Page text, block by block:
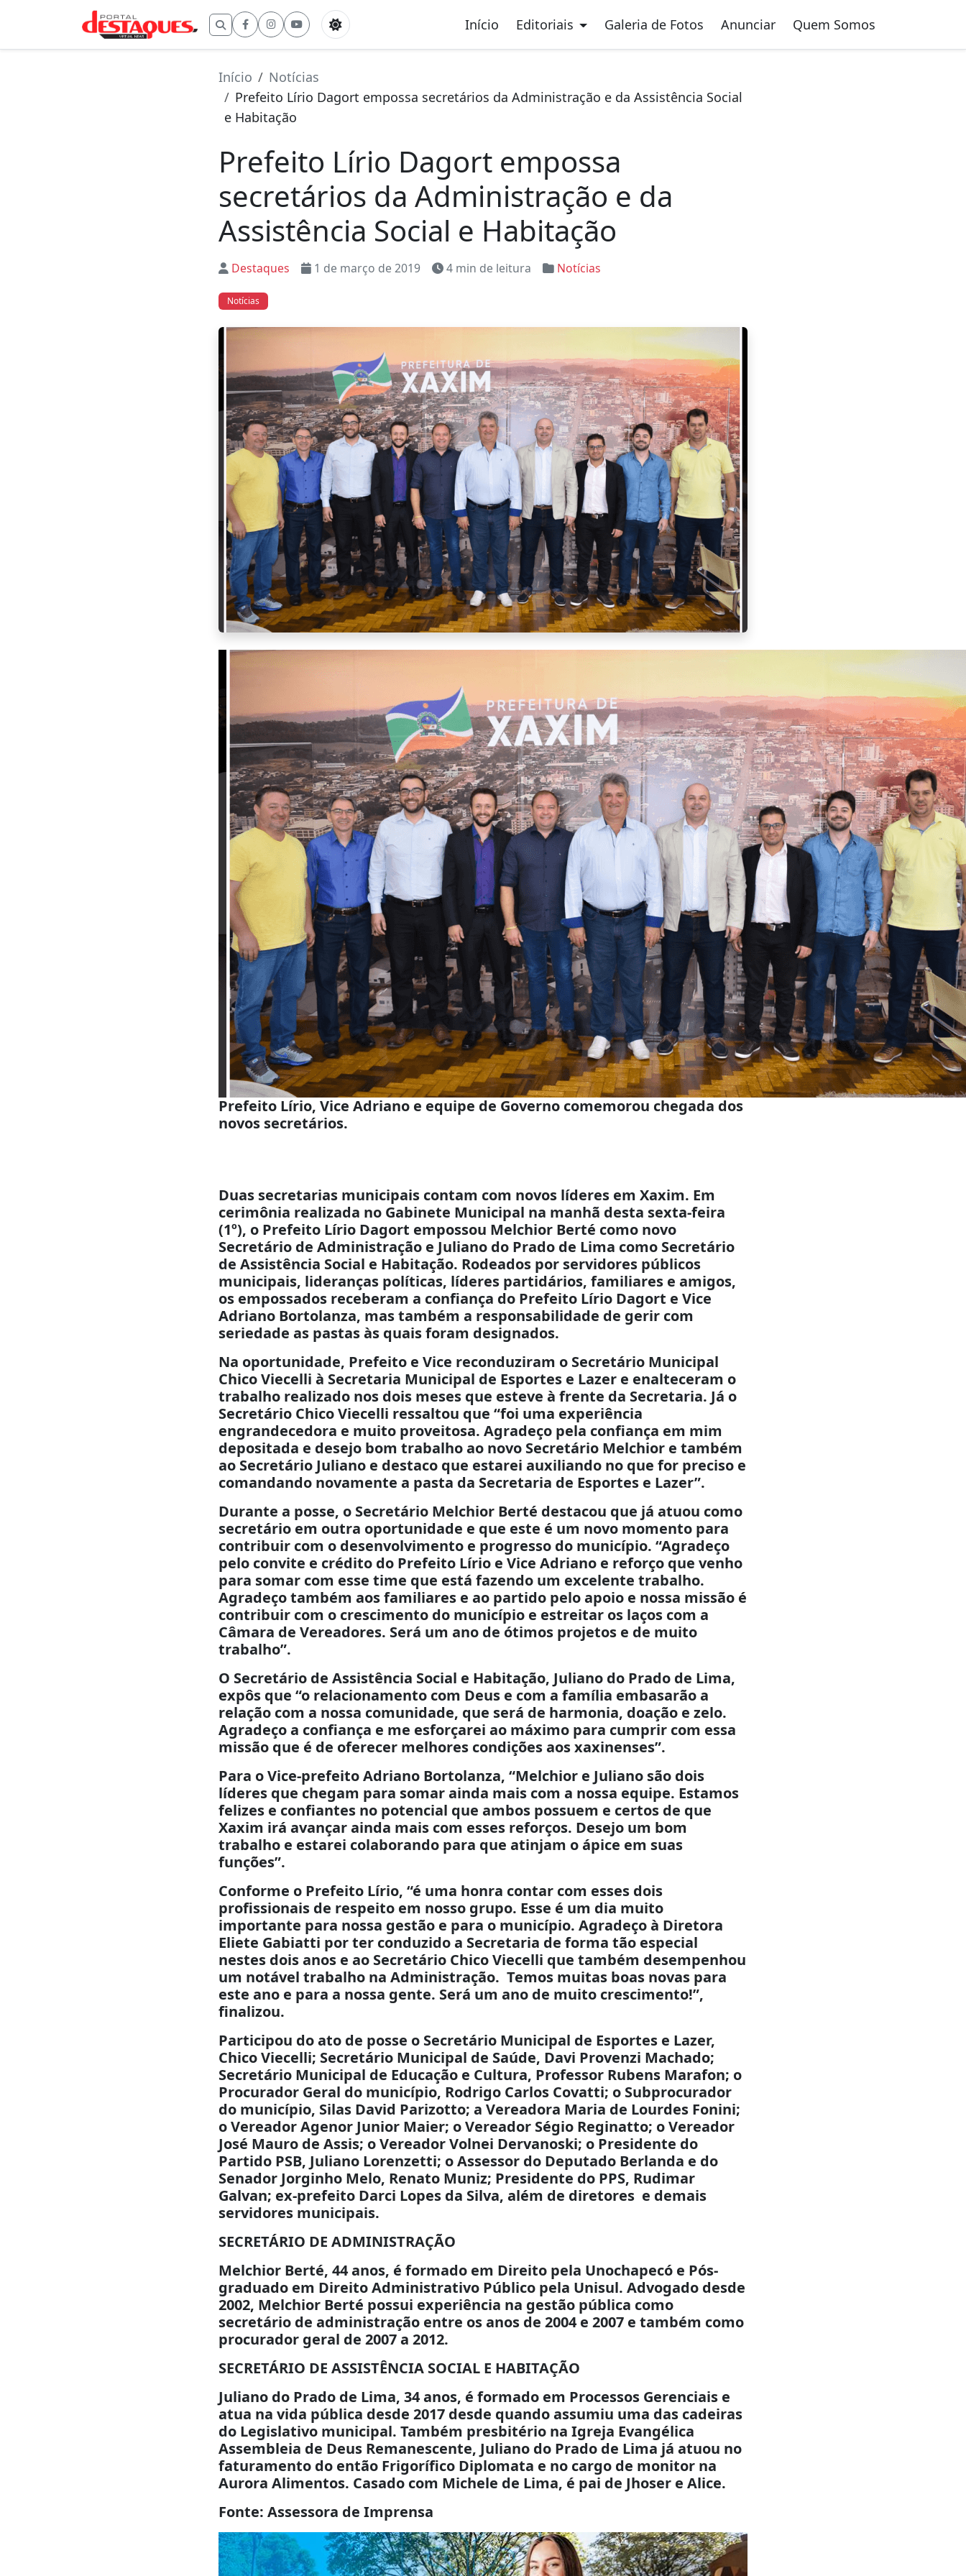
Buscar por: Início Editoriais Galeria de Fotos Anunciar Quem Somos
Início
Notícias
Prefeito Lírio Dagort empossa secretários da Administração e da Assistência Social
e Habitação
Prefeito Lírio Dagort empossa
secretários da Administração e da
Assistência Social e Habitação
Destaques 1 de março de 2019 4 min de leitura Notícias
Notícias
Prefeito Lírio, Vice Adriano e equipe de Governo comemorou chegada dos
novos secretários.
Duas secretarias municipais contam com novos líderes em Xaxim. Em
cerimônia realizada no Gabinete Municipal na manhã desta sexta-feira
(1º), o Prefeito Lírio Dagort empossou Melchior Berté como novo
Secretário de Administração e Juliano do Prado de Lima como Secretário
de Assistência Social e Habitação. Rodeados por servidores públicos
municipais, lideranças políticas, líderes partidários, familiares e amigos,
os empossados receberam a confiança do Prefeito Lírio Dagort e Vice
Adriano Bortolanza, mas também a responsabilidade de gerir com
seriedade as pastas às quais foram designados.
Na oportunidade, Prefeito e Vice reconduziram o Secretário Municipal
Chico Viecelli à Secretaria Municipal de Esportes e Lazer e enalteceram o
trabalho realizado nos dois meses que esteve à frente da Secretaria. Já o
Secretário Chico Viecelli ressaltou que “foi uma experiência
engrandecedora e muito proveitosa. Agradeço pela confiança em mim
depositada e desejo bom trabalho ao novo Secretário Melchior e também
ao Secretário Juliano e destaco que estarei auxiliando no que for preciso e
comandando novamente a pasta da Secretaria de Esportes e Lazer”.
Durante a posse, o Secretário Melchior Berté destacou que já atuou como
secretário em outra oportunidade e que este é um novo momento para
contribuir com o desenvolvimento e progresso do município. “Agradeço
pelo convite e crédito do Prefeito Lírio e Vice Adriano e reforço que venho
para somar com esse time que está fazendo um excelente trabalho.
Agradeço também aos familiares e ao partido pelo apoio e nossa missão é
contribuir com o crescimento do município e estreitar os laços com a
Câmara de Vereadores. Será um ano de ótimos projetos e de muito
trabalho”.
O Secretário de Assistência Social e Habitação, Juliano do Prado de Lima,
expôs que “o relacionamento com Deus e com a família embasarão a
relação com a nossa comunidade, que será de harmonia, doação e zelo.
Agradeço a confiança e me esforçarei ao máximo para cumprir com essa
missão que é de oferecer melhores condições aos xaxinenses”.
Para o Vice-prefeito Adriano Bortolanza, “Melchior e Juliano são dois
líderes que chegam para somar ainda mais com a nossa equipe. Estamos
felizes e confiantes no potencial que ambos possuem e certos de que
Xaxim irá avançar ainda mais com esses reforços. Desejo um bom
trabalho e estarei colaborando para que atinjam o ápice em suas
funções”.
Conforme o Prefeito Lírio, “é uma honra contar com esses dois
profissionais de respeito em nosso grupo. Esse é um dia muito
importante para nossa gestão e para o município. Agradeço à Diretora
Eliete Gabiatti por ter conduzido a Secretaria de forma tão especial
nestes dois anos e ao Secretário Chico Viecelli que também desempenhou
um notável trabalho na Administração. Temos muitas boas novas para
este ano e para a nossa gente. Será um ano de muito crescimento!”,
finalizou.
Participou do ato de posse o Secretário Municipal de Esportes e Lazer,
Chico Viecelli; Secretário Municipal de Saúde, Davi Provenzi Machado;
Secretário Municipal de Educação e Cultura, Professor Rubens Marafon; o
Procurador Geral do município, Rodrigo Carlos Covatti; o Subprocurador
do município, Silas David Parizotto; a Vereadora Maria de Lourdes Fonini;
o Vereador Agenor Junior Maier; o Vereador Ségio Reginatto; o Vereador
José Mauro de Assis; o Vereador Volnei Dervanoski; o Presidente do
Partido PSB, Juliano Lorenzetti; o Assessor do Deputado Berlanda e do
Senador Jorginho Melo, Renato Muniz; Presidente do PPS, Rudimar
Galvan; ex-prefeito Darci Lopes da Silva, além de diretores e demais
servidores municipais.
SECRETÁRIO DE ADMINISTRAÇÃO
Melchior Berté, 44 anos, é formado em Direito pela Unochapecó e Pós-
graduado em Direito Administrativo Público pela Unisul. Advogado desde
2002, Melchior Berté possui experiência na gestão pública como
secretário de administração entre os anos de 2004 e 2007 e também como
procurador geral de 2007 a 2012.
SECRETÁRIO DE ASSISTÊNCIA SOCIAL E HABITAÇÃO
Juliano do Prado de Lima, 34 anos, é formado em Processos Gerenciais e
atua na vida pública desde 2017 desde quando assumiu uma das cadeiras
do Legislativo municipal. Também presbitério na Igreja Evangélica
Assembleia de Deus Remanescente, Juliano do Prado de Lima já atuou no
faturamento do então Frigorífico Diplomata e no cargo de monitor na
Aurora Alimentos. Casado com Michele de Lima, é pai de Jhoser e Alice.
Fonte: Assessora de Imprensa